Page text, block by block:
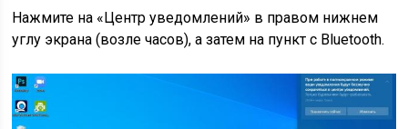
Нажмите на «Центр уведомлений» в правом нижнем
углу экрана (возле часов), а затем на пункт с Bluetooth.